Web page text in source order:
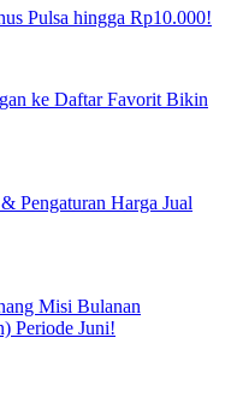
Pulsa hingga Rp10.000!
ke Daftar Favorit Bikin
Pengaturan Harga Jual
Misi Bulanan
Periode Juni!